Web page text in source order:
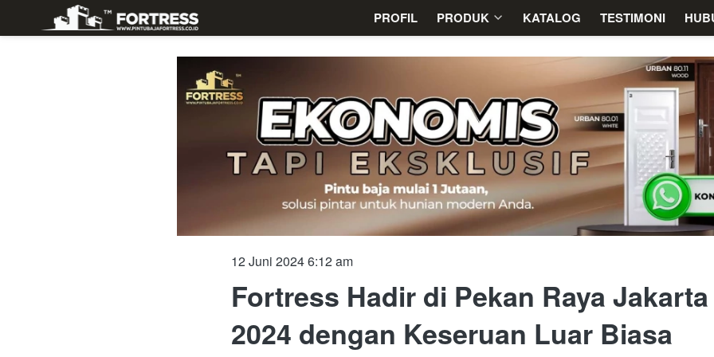
PROFIL PRODUK KATALOG TESTIMONI
PROFIL PRODUK KATALOG TESTIMONI
12 Juni 2024 6:12 am
Fortress Hadir di Pekan Raya
2024 dengan Keseruan Luar Biasa